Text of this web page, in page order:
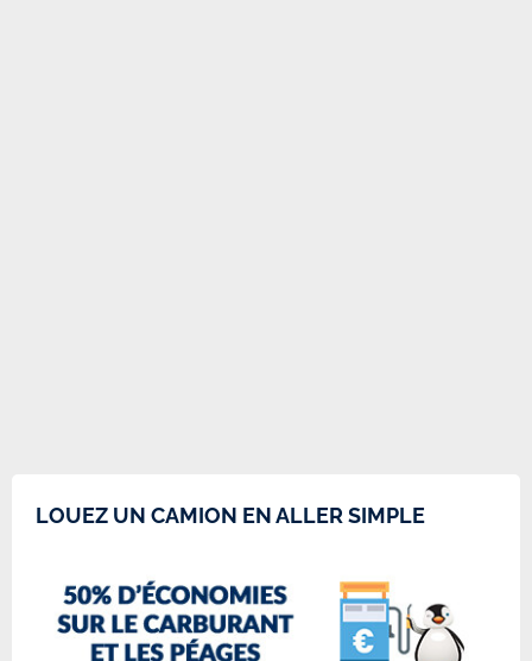
LOUEZ UN CAMION EN ALLER SIMPLE